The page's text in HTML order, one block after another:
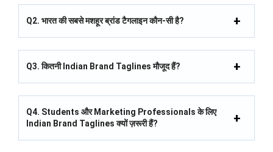
Q2. भारत की सबसे मशहूर ब्रांड टैगलाइन कौन-सी है?
Q3. कितनी Indian Brand Taglines मौजूद हैं?
Q4. Students और Marketing Professionals के लिए
Indian Brand Taglines क्यों ज़रूरी हैं?